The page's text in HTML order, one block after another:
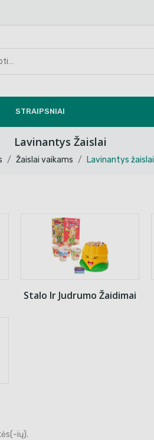
STRAIPSNIAI
Lavinantys Žaislai
Žaislai vaikams Lavinantys žaislai
Stalo Ir Judrumo Žaidimai
ių).